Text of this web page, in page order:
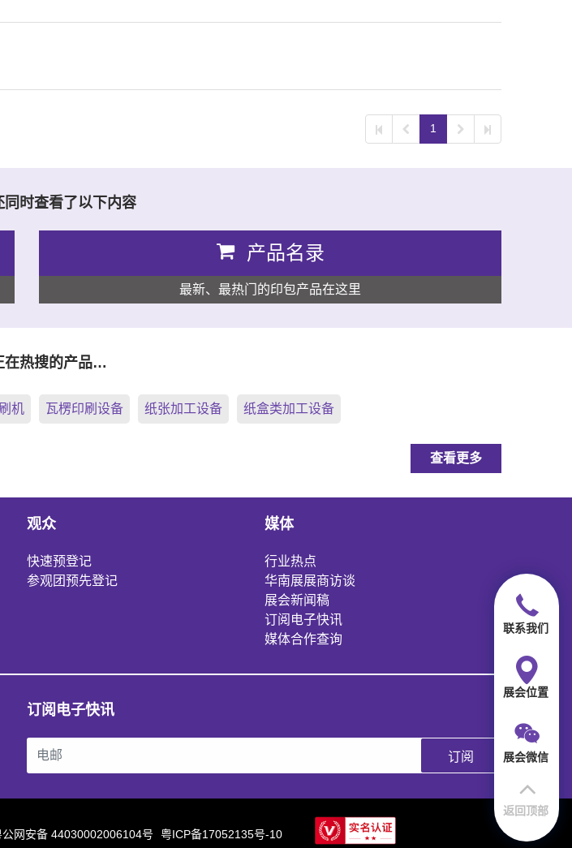
1
同时查看了以下内容
产品名录
最新、最热门的印包产品在这里
在热搜的产品…
机 瓦楞印刷设备 纸张加工设备 纸盒类加工设备
查看更多
观众
快速预登记
参观团预先登记
媒体
行业热点
华南展展商访谈
展会新闻稿
订阅电子快讯
媒体合作查询
订阅电子快讯
订阅
公网安备 44030002006104号 粤ICP备17052135号-10
联系我们
展会位置
展会微信
返回顶部